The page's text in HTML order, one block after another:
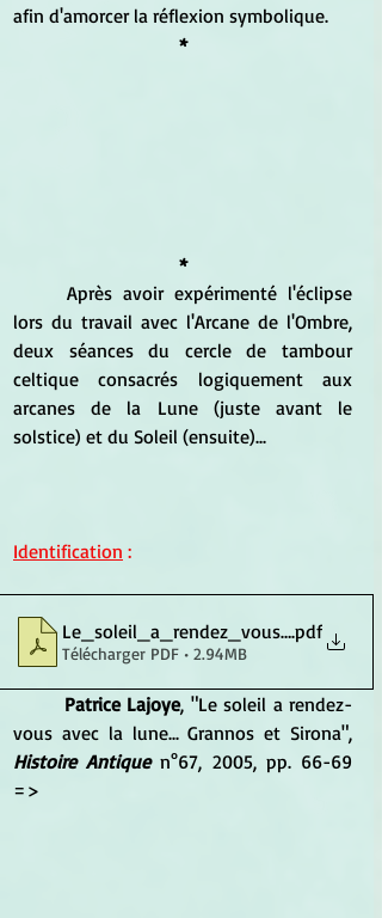
afin d'amorcer la réflexion symbolique.
*
*
lors du travail avec l'Arcane de l'Ombre,
deux séances du cercle de tambour
celtique consacrés logiquement aux
arcanes de la Lune (juste avant le
solstice) et du Soleil (ensuite)...
Identification :
.pdf
Télécharger PDF • 2.94MB
Patrice Lajoye, "Le soleil a rendez-
Histoire Antique n°67, 2005, pp. 66-69
=>